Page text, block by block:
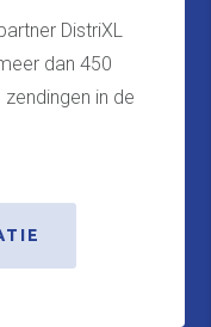
DistriXL
dan 450
in de